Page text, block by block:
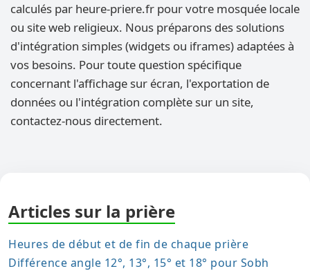
calculés par heure-priere.fr pour votre mosquée locale
ou site web religieux. Nous préparons des solutions
d'intégration simples (widgets ou iframes) adaptées à
vos besoins. Pour toute question spécifique
concernant l'affichage sur écran, l'exportation de
données ou l'intégration complète sur un site,
contactez-nous directement.
Articles sur la prière
Heures de début et de fin de chaque prière
Différence angle 12°, 13°, 15° et 18° pour Sobh